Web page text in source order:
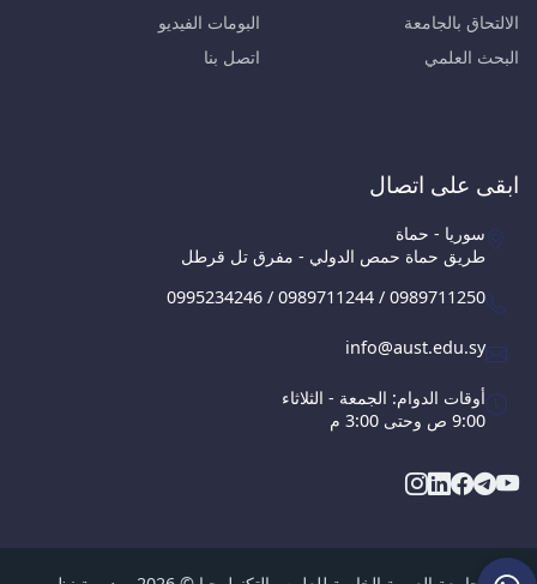
الالتحاق بالجامعة
البحث العلمي
البومات الفيديو
اتصل بنا
ابقى على اتصال
سوريا - حماة
طريق حماة حمص الدولي - مفرق تل قرطل
0995234246 / 0989711244 / 0989711250
info@aust.edu.sy
أوقات الدوام: الجمعة - الثلاثاء
9:00 ص وحتى 3:00 م